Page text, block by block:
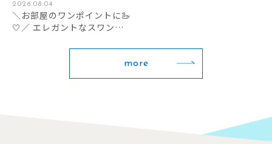
2026.08.04
＼お部屋のワンポイントに🦢
🤍／ エレガントなスワンモ
more